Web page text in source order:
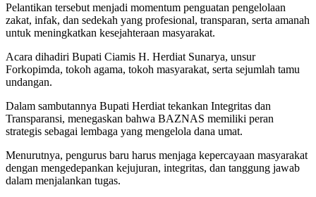
Pelantikan tersebut menjadi momentum penguatan pengelolaan
zakat, infak, dan sedekah yang profesional, transparan, serta amanah
untuk meningkatkan kesejahteraan masyarakat.
Acara dihadiri Bupati Ciamis H. Herdiat Sunarya, unsur
Forkopimda, tokoh agama, tokoh masyarakat, serta sejumlah tamu
undangan.
Dalam sambutannya Bupati Herdiat tekankan Integritas dan
Transparansi, menegaskan bahwa BAZNAS memiliki peran
strategis sebagai lembaga yang mengelola dana umat.
Menurutnya, pengurus baru harus menjaga kepercayaan masyarakat
dengan mengedepankan kejujuran, integritas, dan tanggung jawab
dalam menjalankan tugas.